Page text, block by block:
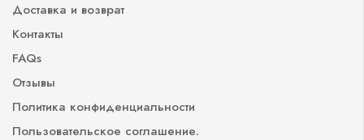
Доставка и возврат
Контакты
FAQs
Отзывы
Политика конфиденциальности
Пользовательское соглашение.